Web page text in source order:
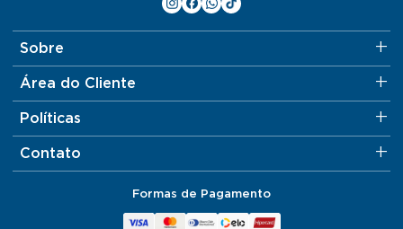
Sobre
Área do Cliente
Políticas
Contato
Formas de Pagamento